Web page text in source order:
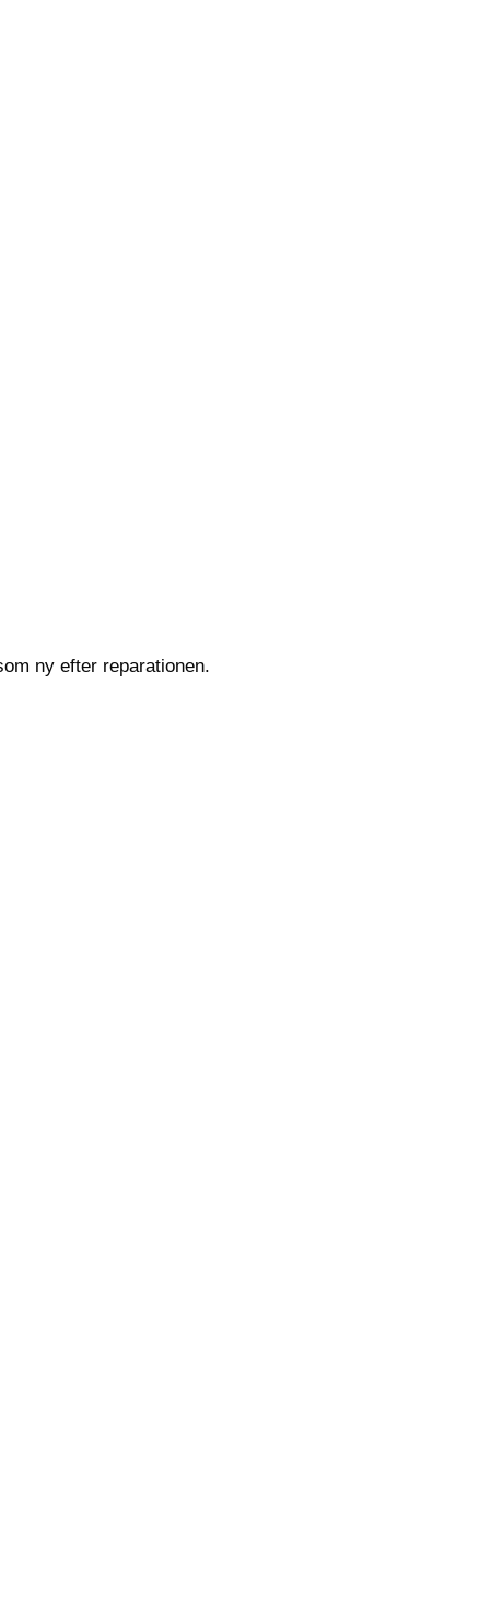
ny efter reparationen.